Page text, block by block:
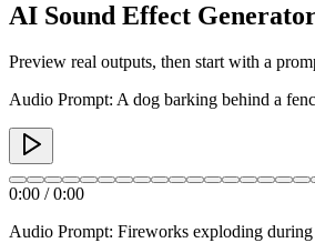
AI Sound Effect
Preview real outputs, then start with a
Audio Prompt: A dog barking behind a
0:00 /0:00
Audio Prompt: Fireworks exploding